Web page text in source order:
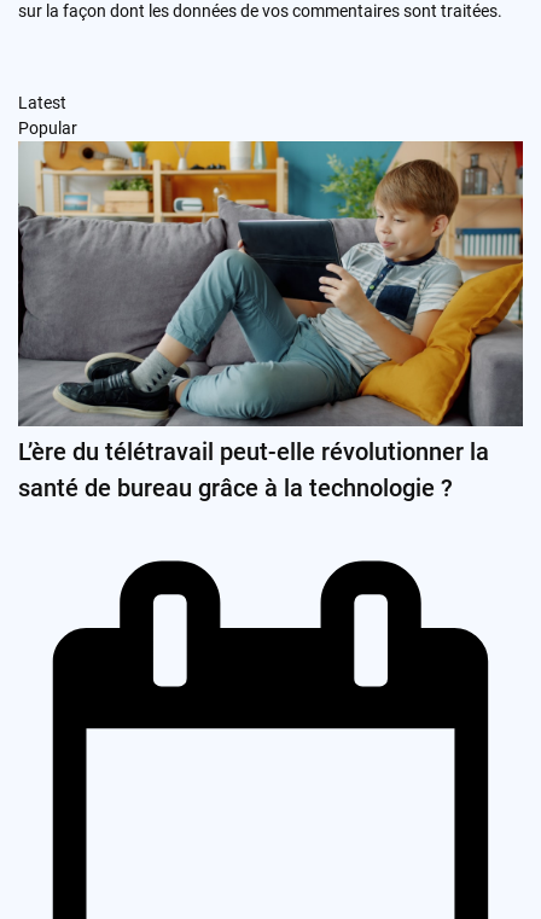
sur la façon dont les données de vos commentaires sont traitées.
Latest
Popular
L’ère du télétravail peut-elle révolutionner la
santé de bureau grâce à la technologie ?